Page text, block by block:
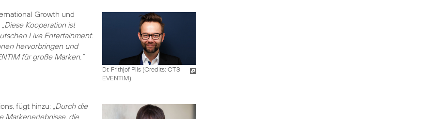
Dr. Frithjof Pils (Credits: CTS
EVENTIM)
Growth und
„Diese Kooperation ist
Live Entertainment.
hervorbringen und
für große Marken.“
fügt hinzu: „Durch die
Markenerlebnisse, die